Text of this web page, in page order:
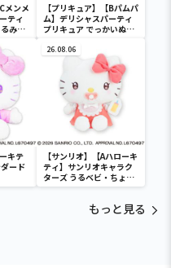
メンメ
ティ
みリ
【プリキュア】【Bパムパ
ム】デリシャスパーティ
プリキュア でっかいぬい
キテ
ード
26.08.06
【サンリオ】【Aハローキ
ティ】サンリオキャラク
ターズ うるベビ・ちょい
デカドール
もっと見る